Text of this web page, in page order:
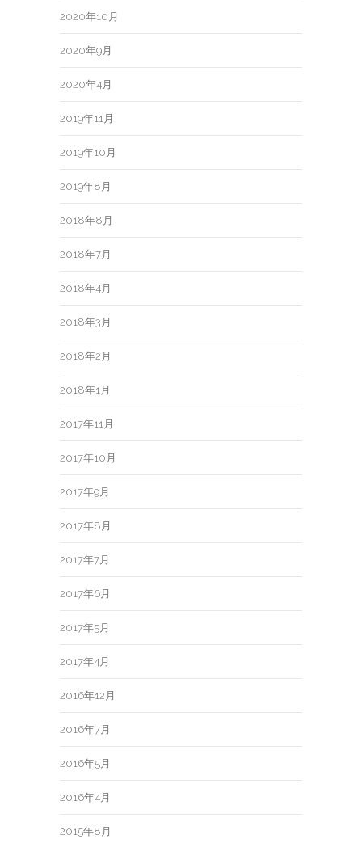
2020年10月
2020年9月
2020年4月
2019年11月
2019年10月
2019年8月
2018年8月
2018年7月
2018年4月
2018年3月
2018年2月
2018年1月
2017年11月
2017年10月
2017年9月
2017年8月
2017年7月
2017年6月
2017年5月
2017年4月
2016年12月
2016年7月
2016年5月
2016年4月
2015年8月